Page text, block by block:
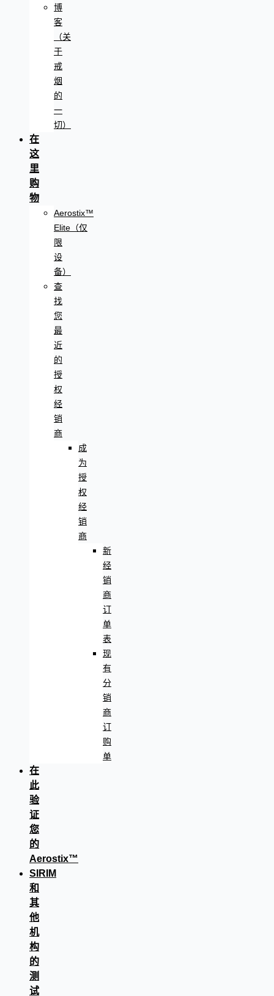
博
客
（关
于
戒
烟
的
一
切）
在
这
里
购
物
Aerostix™
Elite（仅
限
设
备）
查
找
您
最
近
的
授
权
经
销
商
成
为
授
权
经
销
商
新
经
销
商
订
单
表
现
有
分
销
商
订
购
单
在
此
验
证
您
的
Aerostix™
SIRIM
和
其
他
机
构
的
测
试